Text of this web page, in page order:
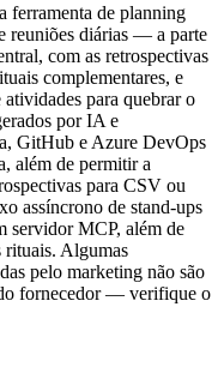
ferramenta de planning
reuniões diárias — a parte
com as retrospectivas
complementares, e
para quebrar o
por IA e
GitHub e Azure DevOps
além de permitir a
para CSV ou
assíncrono de stand-ups
servidor MCP, além de
rituais. Algumas
pelo marketing não são
fornecedor — verifique o